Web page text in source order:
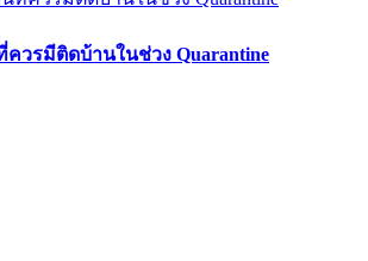
วรมีติดบ้านในช่วง Quarantine